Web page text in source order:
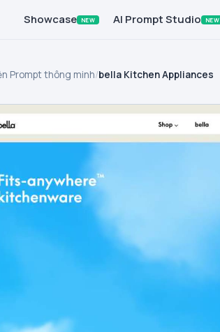
Showcase NEW AI Prompt Studio NEW
Prompt thông minh/bella Kitchen Appliances